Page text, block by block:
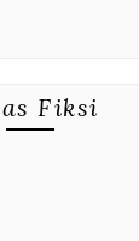
Fiksi